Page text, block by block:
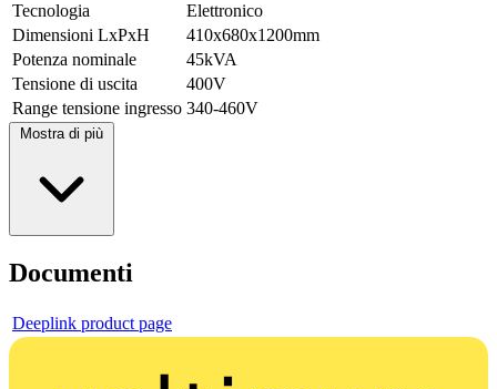
Tecnologia
Elettronico
Dimensioni LxPxH
410x680x1200mm
Potenza nominale
45kVA
Tensione di uscita
400V
Range tensione ingresso 340-460V
Mostra di più
Documenti
Deeplink product page